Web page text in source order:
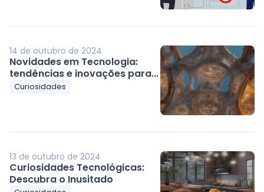
14 de outubro de 2024
Novidades em Tecnologia:
tendências e inovações para...
Curiosidades
13 de outubro de 2024
Curiosidades Tecnológicas:
Descubra o Inusitado